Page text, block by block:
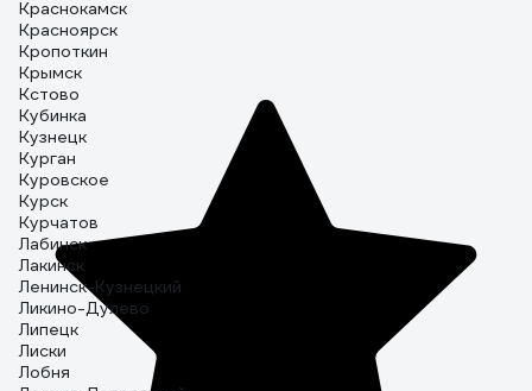
Краснокамск
Красноярск
Кропоткин
Крымск
Кстово
Кубинка
Кузнецк
Курган
Куровское
Курск
Курчатов
Лабинск
Лакинск
Ленинск-Кузнецкий
Ликино-Дулево
Липецк
Лиски
Лобня